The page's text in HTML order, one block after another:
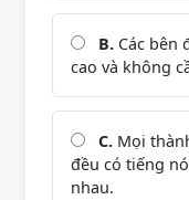
B. Các bên
cao và không
C. Mọi
đều có tiếng
nhau.